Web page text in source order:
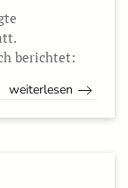
berichtet:
weiterlesen